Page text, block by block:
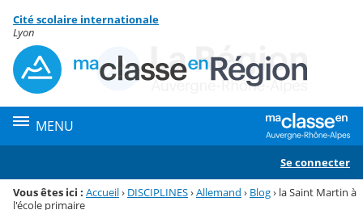
Menu de la rubrique
Contenu
Cité scolaire internationale
Lyon
MENU
Se connecter
Vous êtes ici : Accueil› DISCIPLINES›Allemand › Blog› la Saint Martin à
l'école primaire